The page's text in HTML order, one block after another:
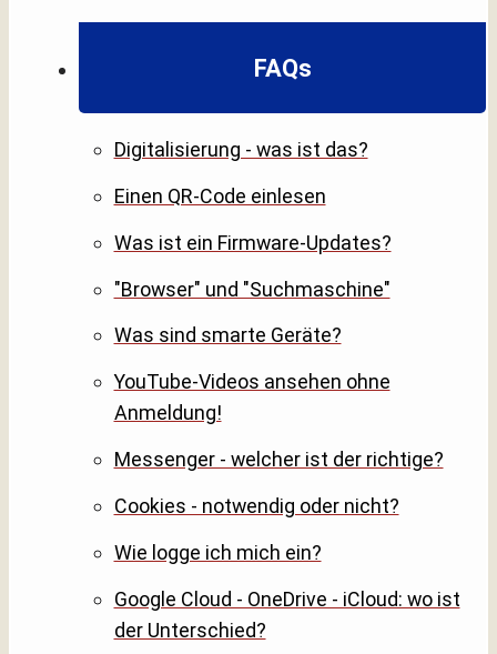
FAQs
Digitalisierung - was ist das?
Einen QR-Code einlesen
Was ist ein Firmware-Updates?
"Browser" und "Suchmaschine"
Was sind smarte Geräte?
YouTube-Videos ansehen ohne
Anmeldung!
Messenger - welcher ist der richtige?
Cookies - notwendig oder nicht?
Wie logge ich mich ein?
Google Cloud - OneDrive - iCloud: wo ist
der Unterschied?